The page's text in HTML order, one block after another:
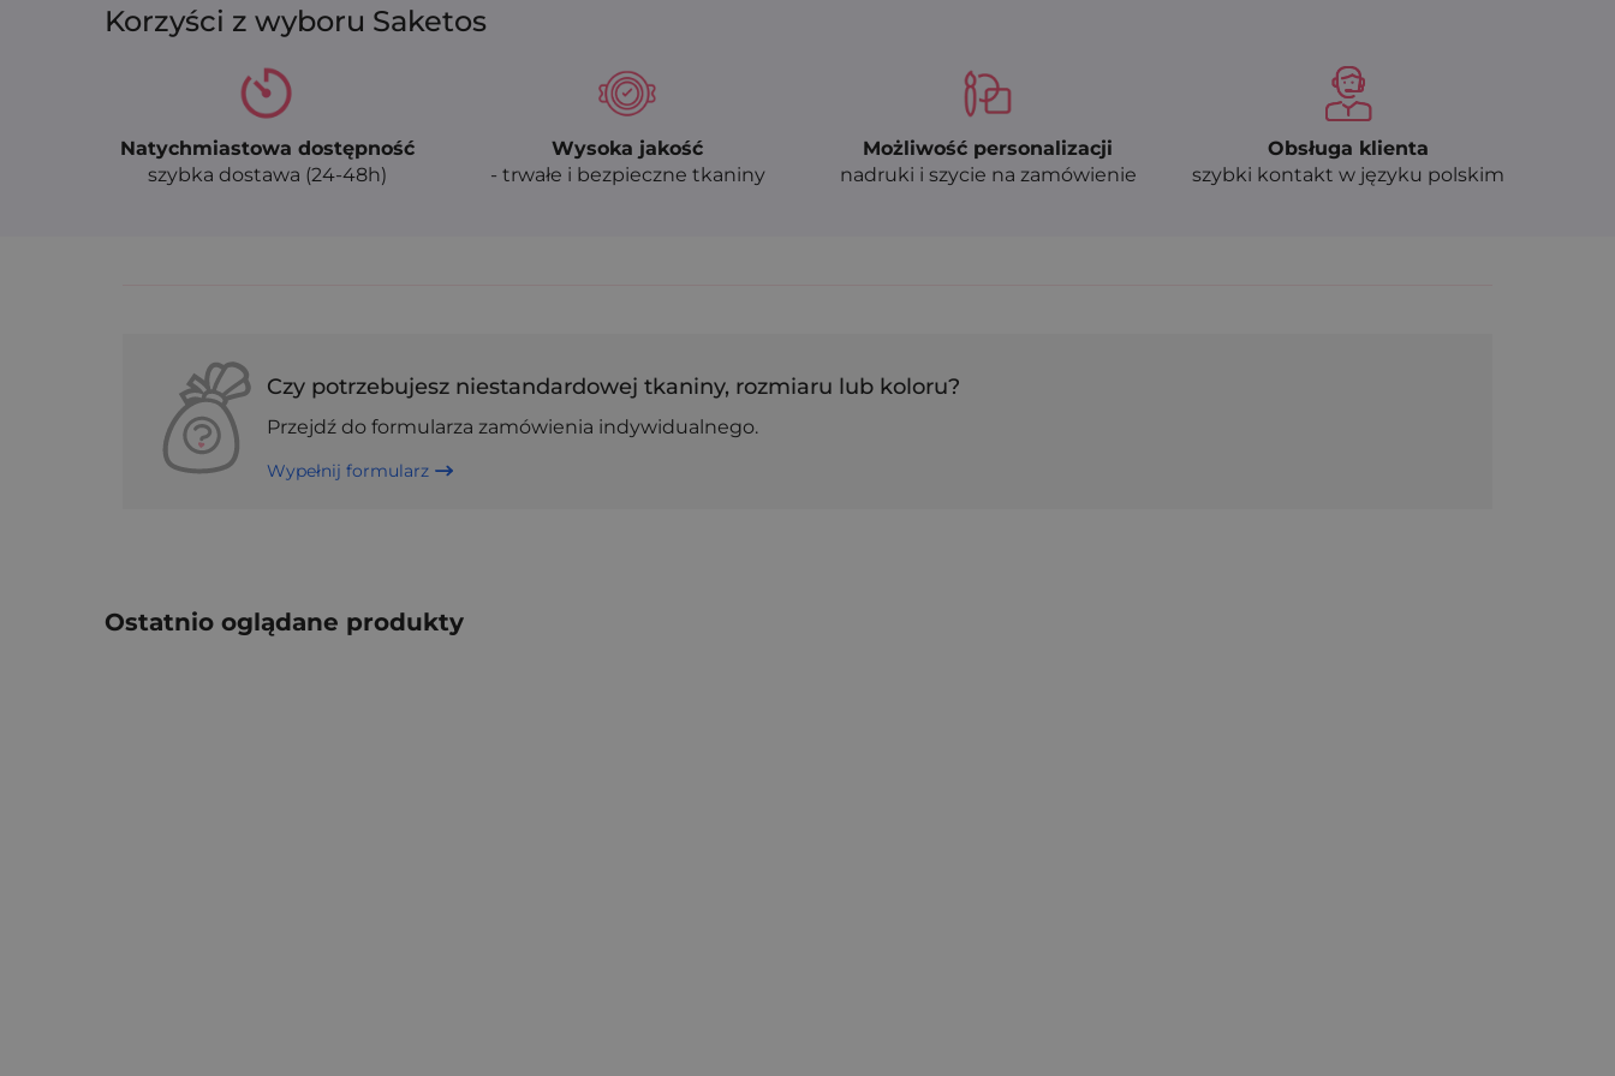
Korzyści z wyboru Saketos
Natychmiastowa dostępność
szybka dostawa (24-48h)
Wysoka jakość
- trwałe i bezpieczne tkaniny
Możliwość personalizacji
nadruki i szycie na zamówienie
Obsługa klienta
szybki kontakt w języku polskim
Czy potrzebujesz niestandardowej tkaniny, rozmiaru lub koloru?
Przejdź do formularza zamówienia indywidualnego.
Wypełnij formularz
Ostatnio oglądane produkty